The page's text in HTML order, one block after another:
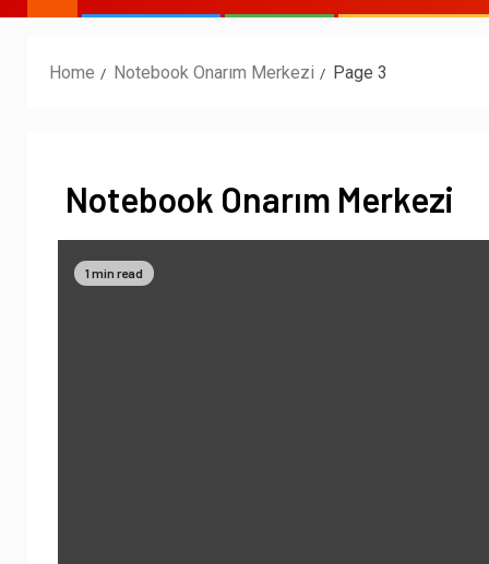
Home Notebook Onarım Merkezi Page 3
Notebook Onarım Merkezi
1 min read